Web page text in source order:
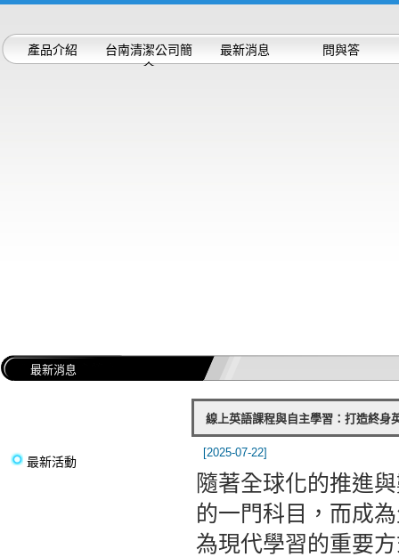
產品介紹
台南清潔公司簡
介
最新消息 問與答
最新消息
最新活動
線上英語課程與自主學習：打造終身
[2025-07-22]
隨著全球化的推進
的一門科目，而成
為現代學習的重要